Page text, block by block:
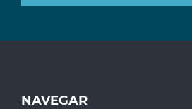
NAVEGAR